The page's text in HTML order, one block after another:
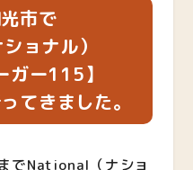
市で
ョナル）
ガー115】
てきました。
でNational（ナショ